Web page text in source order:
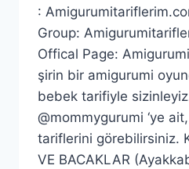
:
Group:
Offical Page:
şirin bir amigurumi
bebek tarifiyle
@mommygurumi ‘ye
tariflerini görebilirsiniz.
VE BACAKLAR